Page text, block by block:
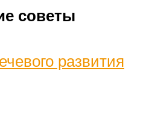
советы
развития